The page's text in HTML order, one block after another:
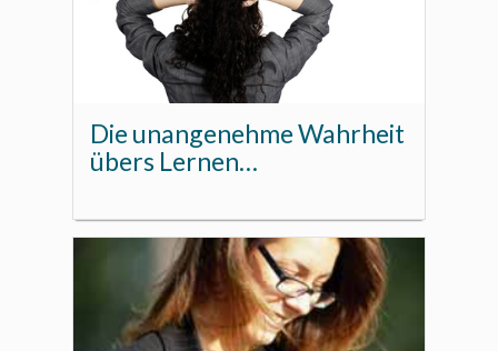
Die unangenehme Wahrheit
übers Lernen…